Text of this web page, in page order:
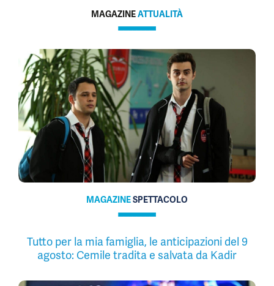
MAGAZINEATTUALITÀ
MAGAZINESPETTACOLO
Tutto per la mia famiglia, le anticipazioni del 9
agosto: Cemile tradita e salvata da Kadir